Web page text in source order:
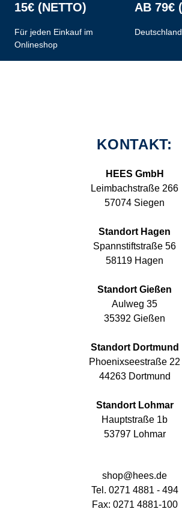
15€ (NETTO)
Für jeden Einkauf im
Onlineshop
AB 79€
KONTAKT:
HEES GmbH
Leimbachstraße 266
57074 Siegen
Standort Hagen
Spannstiftstraße 56
58119 Hagen
Standort Gießen
Aulweg 35
35392 Gießen
Standort Dortmund
Phoenixseestraße 22
44263 Dortmund
Standort Lohmar
Hauptstraße 1b
53797 Lohmar
shop@hees.de
Tel. 0271 4881 - 494
Fax: 0271 4881-100